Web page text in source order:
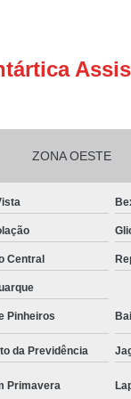
ZONA OESTE
Central
Pinheiros
da Previdência
Primavera